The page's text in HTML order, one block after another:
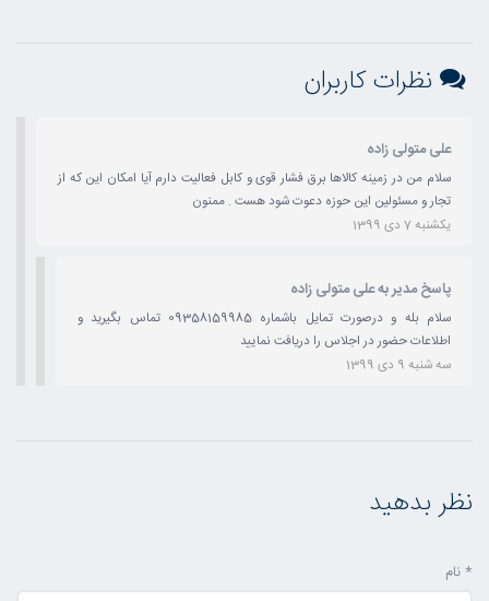
نظرات کاربران
علی متولی زاده
سلام من در زمینه کالاها برق فشار قوی و کابل فعالیت دارم آیا امکان این که از
تجار و مسئولین این حوزه دعوت شود هست . ممنون
یکشنبه 7 دی 1399
پاسخ مدیر به علی متولی زاده
سلام بله و درصورت تمایل باشماره 09358159985 تماس بگیرید و
اطلاعات حضور در اجلاس را دریافت نمایید
سه شنبه 9 دی 1399
نظر بدهید
* نام